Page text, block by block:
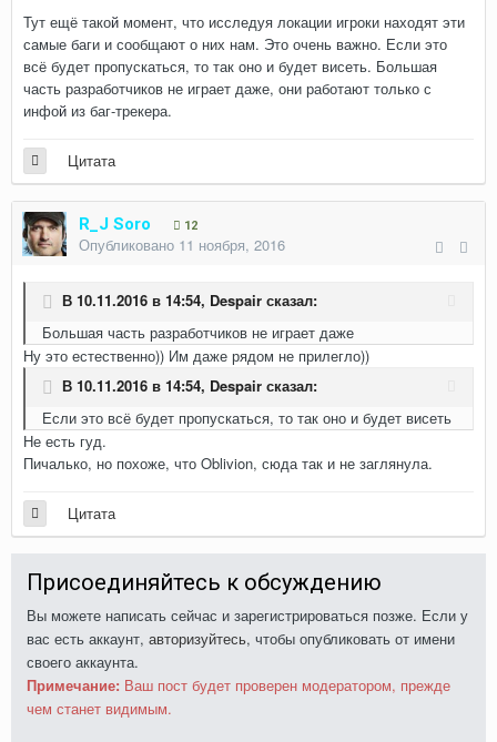
Тут ещё такой момент, что исследуя локации игроки находят эти
самые баги и сообщают о них нам. Это очень важно. Если это
всё будет пропускаться, то так оно и будет висеть. Большая
часть разработчиков не играет даже, они работают только с
инфой из баг-трекера.
Цитата
R_J Soro 12
Опубликовано 11 ноября, 2016
В 10.11.2016 в 14:54, Despair сказал:
Большая часть разработчиков не играет даже
Ну это естественно)) Им даже рядом не прилегло))
В 10.11.2016 в 14:54, Despair сказал:
Если это всё будет пропускаться, то так оно и будет висеть
Не есть гуд.
Пичалько, но похоже, что Oblivion, сюда так и не заглянула.
Цитата
Присоединяйтесь к обсуждению
Вы можете написать сейчас и зарегистрироваться позже. Если у
вас есть аккаунт, авторизуйтесь, чтобы опубликовать от имени
своего аккаунта.
Примечание: Ваш пост будет проверен модератором, прежде
чем станет видимым.